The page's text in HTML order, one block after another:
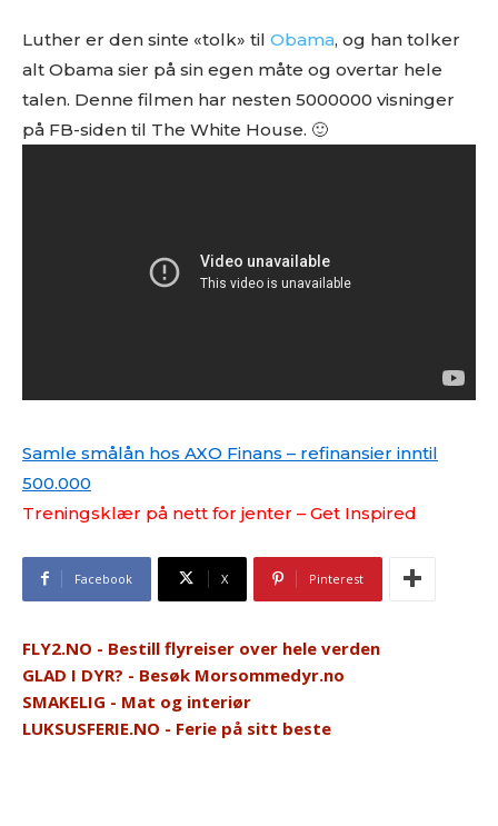
Luther er den sinte «tolk» til Obama, og han tolker
alt Obama sier på sin egen måte og overtar hele
talen. Denne filmen har nesten 5000000 visninger
på FB-siden til The White House. 🙂
Samle smålån hos AXO Finans – refinansier inntil
500.000
Treningsklær på nett for jenter – Get Inspired
Facebook X Pinterest
FLY2.NO - Bestill flyreiser over hele verden
GLAD I DYR? - Besøk Morsommedyr.no
SMAKELIG - Mat og interiør
LUKSUSFERIE.NO - Ferie på sitt beste